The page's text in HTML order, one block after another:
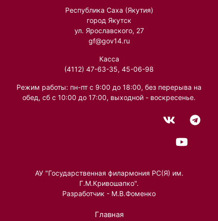
Республика Саха (Якутия)
город Якутск
ул. Ярославского, 27
gf@gov14.ru
Касса
(4112) 47-63-35, 45-06-98
Режим работы: пн-пт с 9:00 до 18:00, без перерыва на
обед, сб с 10:00 до 17:00, выходной - воскресенье.
АУ "Государственная филармония РС(Я) им.
Г.М.Кривошапко".
Разработчик - М.В.Фоменко
Главная